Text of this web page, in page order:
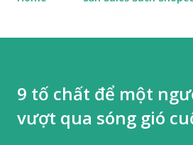
9 tố chất để một
vượt qua sóng gió